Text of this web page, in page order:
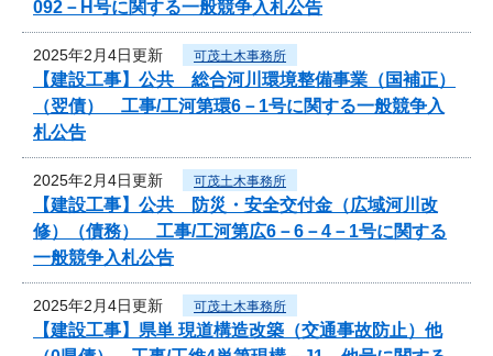
092－H号に関する一般競争入札公告
2025年2月4日更新 可茂土木事務所
【建設工事】公共 総合河川環境整備事業（国補正）
（翌債） 工事/工河第環6－1号に関する一般競争入
札公告
2025年2月4日更新 可茂土木事務所
【建設工事】公共 防災・安全交付金（広域河川改
修）（債務） 工事/工河第広6－6－4－1号に関する
一般競争入札公告
2025年2月4日更新 可茂土木事務所
【建設工事】県単 現道構造改築（交通事故防止）他